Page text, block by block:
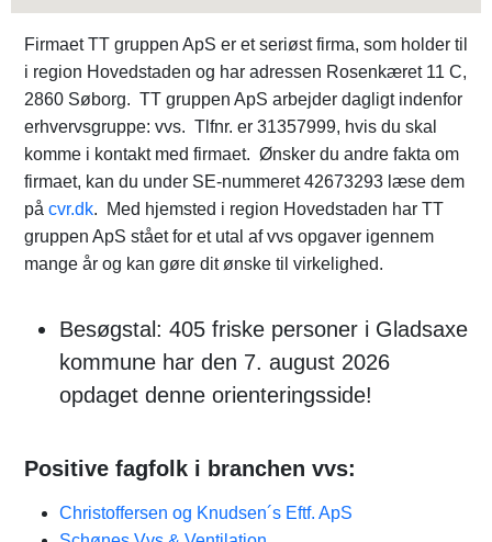
Firmaet TT gruppen ApS er et seriøst firma, som holder til
i region Hovedstaden og har adressen Rosenkæret 11 C,
2860 Søborg. TT gruppen ApS arbejder dagligt indenfor
erhvervsgruppe: vvs. Tlfnr. er 31357999, hvis du skal
komme i kontakt med firmaet. Ønsker du andre fakta om
firmaet, kan du under SE-nummeret 42673293 læse dem
på cvr.dk. Med hjemsted i region Hovedstaden har TT
gruppen ApS stået for et utal af vvs opgaver igennem
mange år og kan gøre dit ønske til virkelighed.
Besøgstal: 405 friske personer i Gladsaxe
kommune har den 7. august 2026
opdaget denne orienteringsside!
Positive fagfolk i branchen vvs:
Christoffersen og Knudsen´s Eftf. ApS